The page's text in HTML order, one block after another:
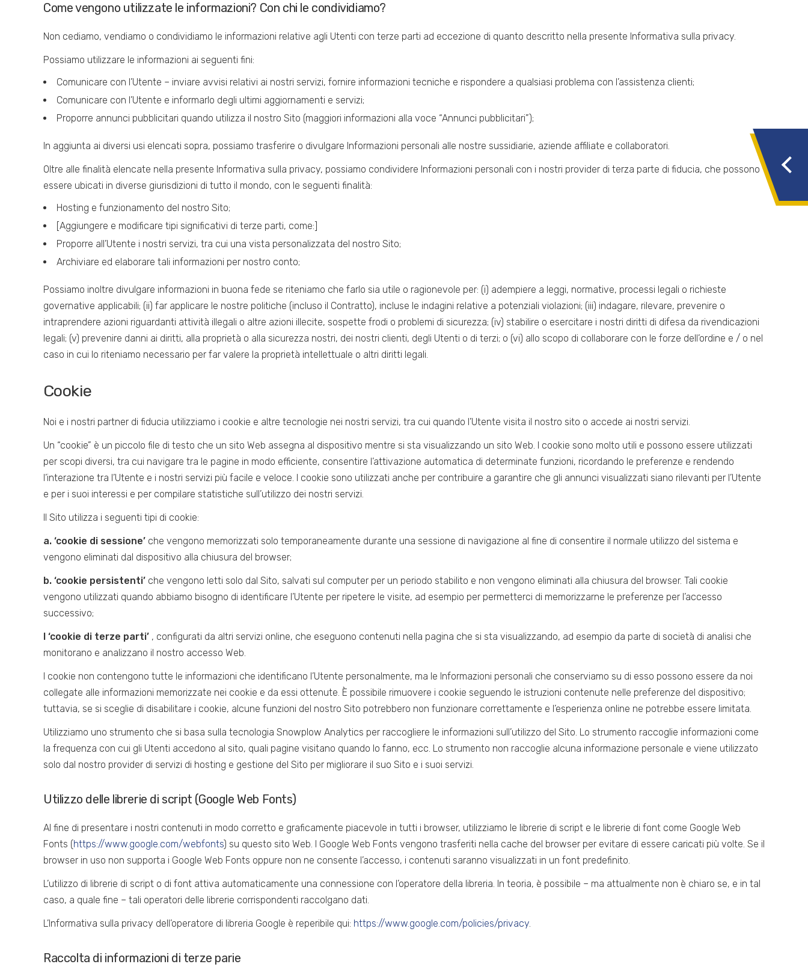
Come vengono utilizzate le informazioni? Con chi le condividiamo?
Non cediamo, vendiamo o condividiamo le informazioni relative agli Utenti con terze parti ad eccezione di quanto descritto nella presente Informativa sulla privacy.
Possiamo utilizzare le informazioni ai seguenti fini:
Comunicare con l’Utente – inviare avvisi relativi ai nostri servizi, fornire informazioni tecniche e rispondere a qualsiasi problema con l’assistenza clienti;
Comunicare con l’Utente e informarlo degli ultimi aggiornamenti e servizi;
Proporre annunci pubblicitari quando utilizza il nostro Sito (maggiori informazioni alla voce “Annunci pubblicitari”);
In aggiunta ai diversi usi elencati sopra, possiamo trasferire o divulgare Informazioni personali alle nostre sussidiarie, aziende affiliate e collaboratori.
Oltre alle finalità elencate nella presente Informativa sulla privacy, possiamo condividere Informazioni personali con i nostri provider di terza parte di fiducia, che possono
essere ubicati in diverse giurisdizioni di tutto il mondo, con le seguenti finalità:
Hosting e funzionamento del nostro Sito;
[Aggiungere e modificare tipi significativi di terze parti, come:]
Proporre all’Utente i nostri servizi, tra cui una vista personalizzata del nostro Sito;
Archiviare ed elaborare tali informazioni per nostro conto;
Possiamo inoltre divulgare informazioni in buona fede se riteniamo che farlo sia utile o ragionevole per: (i) adempiere a leggi, normative, processi legali o richieste
governative applicabili; (ii) far applicare le nostre politiche (incluso il Contratto), incluse le indagini relative a potenziali violazioni; (iii) indagare, rilevare, prevenire o
intraprendere azioni riguardanti attività illegali o altre azioni illecite, sospette frodi o problemi di sicurezza; (iv) stabilire o esercitare i nostri diritti di difesa da rivendicazioni
legali; (v) prevenire danni ai diritti, alla proprietà o alla sicurezza nostri, dei nostri clienti, degli Utenti o di terzi; o (vi) allo scopo di collaborare con le forze dell’ordine e / o nel
caso in cui lo riteniamo necessario per far valere la proprietà intellettuale o altri diritti legali.
Cookie
Noi e i nostri partner di fiducia utilizziamo i cookie e altre tecnologie nei nostri servizi, tra cui quando l’Utente visita il nostro sito o accede ai nostri servizi.
Un “cookie” è un piccolo file di testo che un sito Web assegna al dispositivo mentre si sta visualizzando un sito Web. I cookie sono molto utili e possono essere utilizzati
per scopi diversi, tra cui navigare tra le pagine in modo efficiente, consentire l’attivazione automatica di determinate funzioni, ricordando le preferenze e rendendo
l’interazione tra l’Utente e i nostri servizi più facile e veloce. I cookie sono utilizzati anche per contribuire a garantire che gli annunci visualizzati siano rilevanti per l’Utente
e per i suoi interessi e per compilare statistiche sull’utilizzo dei nostri servizi.
Il Sito utilizza i seguenti tipi di cookie:
a. ‘cookie di sessione’ che vengono memorizzati solo temporaneamente durante una sessione di navigazione al fine di consentire il normale utilizzo del sistema e
vengono eliminati dal dispositivo alla chiusura del browser;
b. ‘cookie persistenti’ che vengono letti solo dal Sito, salvati sul computer per un periodo stabilito e non vengono eliminati alla chiusura del browser. Tali cookie
vengono utilizzati quando abbiamo bisogno di identificare l’Utente per ripetere le visite, ad esempio per permetterci di memorizzarne le preferenze per l’accesso
successivo;
I ‘cookie di terze parti’ , configurati da altri servizi online, che eseguono contenuti nella pagina che si sta visualizzando, ad esempio da parte di società di analisi che
monitorano e analizzano il nostro accesso Web.
I cookie non contengono tutte le informazioni che identificano l’Utente personalmente, ma le Informazioni personali che conserviamo su di esso possono essere da noi
collegate alle informazioni memorizzate nei cookie e da essi ottenute. È possibile rimuovere i cookie seguendo le istruzioni contenute nelle preferenze del dispositivo;
tuttavia, se si sceglie di disabilitare i cookie, alcune funzioni del nostro Sito potrebbero non funzionare correttamente e l’esperienza online ne potrebbe essere limitata.
Utilizziamo uno strumento che si basa sulla tecnologia Snowplow Analytics per raccogliere le informazioni sull’utilizzo del Sito. Lo strumento raccoglie informazioni come
la frequenza con cui gli Utenti accedono al sito, quali pagine visitano quando lo fanno, ecc. Lo strumento non raccoglie alcuna informazione personale e viene utilizzato
solo dal nostro provider di servizi di hosting e gestione del Sito per migliorare il suo Sito e i suoi servizi.
Utilizzo delle librerie di script (Google Web Fonts)
Al fine di presentare i nostri contenuti in modo corretto e graficamente piacevole in tutti i browser, utilizziamo le librerie di script e le librerie di font come Google Web
Fonts (https://www.google.com/webfonts) su questo sito Web. I Google Web Fonts vengono trasferiti nella cache del browser per evitare di essere caricati più volte. Se il
browser in uso non supporta i Google Web Fonts oppure non ne consente l’accesso, i contenuti saranno visualizzati in un font predefinito.
L’utilizzo di librerie di script o di font attiva automaticamente una connessione con l’operatore della libreria. In teoria, è possibile – ma attualmente non è chiaro se, e in tal
caso, a quale fine – tali operatori delle librerie corrispondenti raccolgano dati.
L’Informativa sulla privacy dell’operatore di libreria Google è reperibile qui: https://www.google.com/policies/privacy.
Raccolta di informazioni di terze parie